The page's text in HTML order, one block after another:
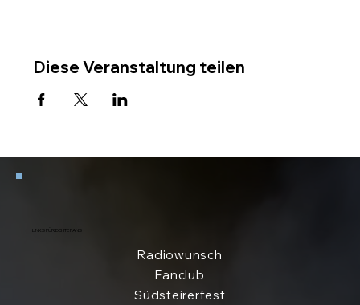
Diese Veranstaltung teilen
LINKS FÜR ECHTE FANS
Radiowunsch
Fanclub
Südsteirerfest